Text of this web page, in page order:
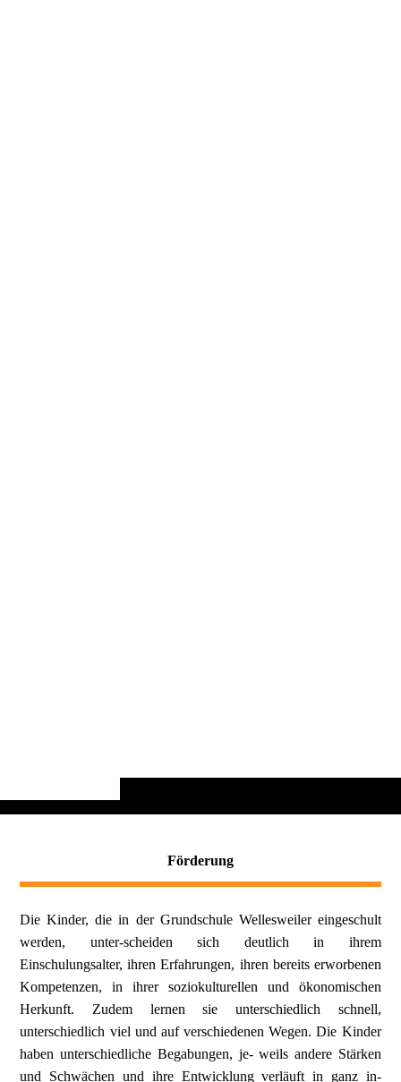
Förderung
Die Kinder, die in der Grundschule Wellesweiler eingeschult
werden, unter-scheiden sich deutlich in ihrem
Einschulungsalter, ihren Erfahrungen, ihren bereits erworbenen
Kompetenzen, in ihrer soziokulturellen und ökonomischen
Herkunft. Zudem lernen sie unterschiedlich schnell,
unterschiedlich viel und auf verschiedenen Wegen.Die Kinder
haben unterschiedliche Begabungen, je- weils andere Stärken
und Schwächen und ihre Entwicklung verläuft in ganz in-